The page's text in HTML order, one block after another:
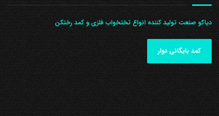
دیاکو صنعت تولید کننده انواع تختخواب فلزی و کمد رختکن
کمد بایگانی دوار